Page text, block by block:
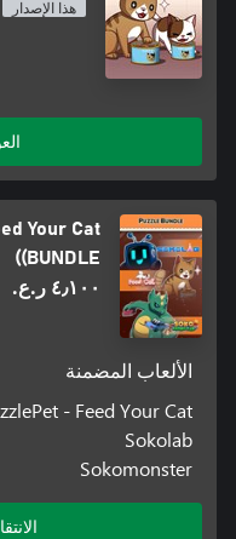
هذا الإصدار
Your Cat
(BUNDLE)
٤٫١٠٠ ر.ع.‏
الألعاب المضمنة
- Feed Your Cat
Sokolab
Sokomonster